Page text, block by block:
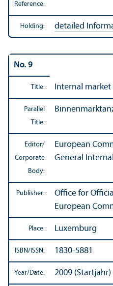
Reference:
Holding: detailed
No. 9
Title: Internal market
Parallel
Title:
Editor/
Corporate
Body:
European
General
Publisher:
Office for
European
Place: Luxemburg
ISBN/ISSN: 1830-5881
Year/Date: 2009 (Startjahr)